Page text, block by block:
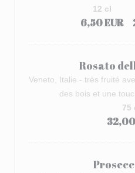
6,50 EUR
12 cl
Rosato
Veneto, Italie - très fruité
des bois et une
32,00
75